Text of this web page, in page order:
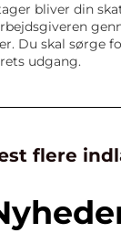
bliver din
Du skal sørge
udgang.
flere